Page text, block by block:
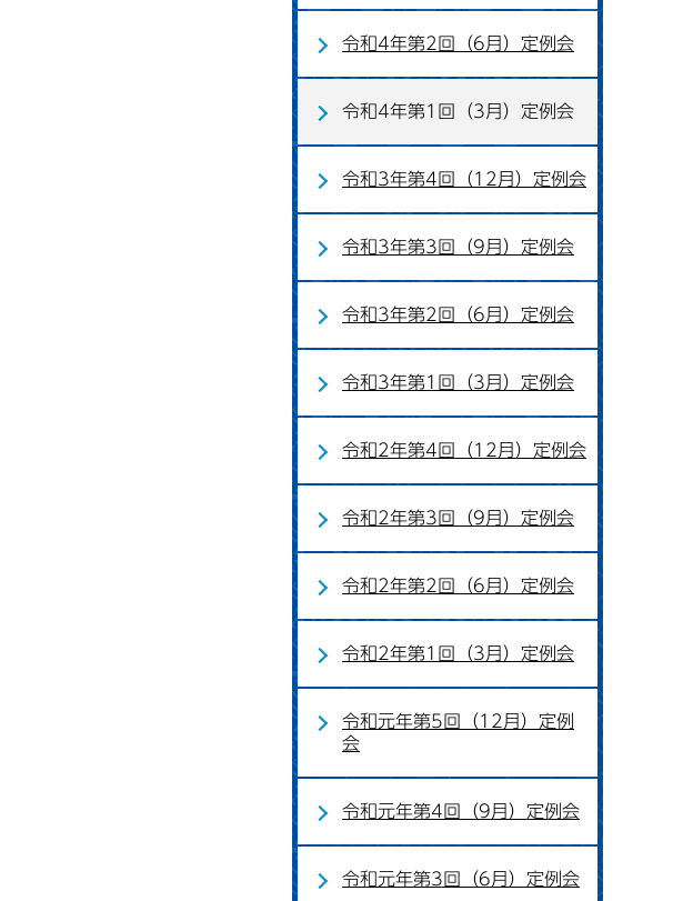
令和4年第2回（6月）定例会
令和4年第1回（3月）定例会
令和3年第4回（12月）定例会
令和3年第3回（9月）定例会
令和3年第2回（6月）定例会
令和3年第1回（3月）定例会
令和2年第4回（12月）定例会
令和2年第3回（9月）定例会
令和2年第2回（6月）定例会
令和2年第1回（3月）定例会
令和元年第5回（12月）定例
会
令和元年第4回（9月）定例会
令和元年第3回（6月）定例会